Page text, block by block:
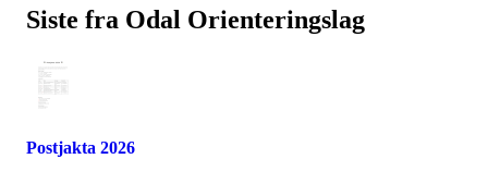
Siste fra Odal Orienteringslag
Postjakta 2026